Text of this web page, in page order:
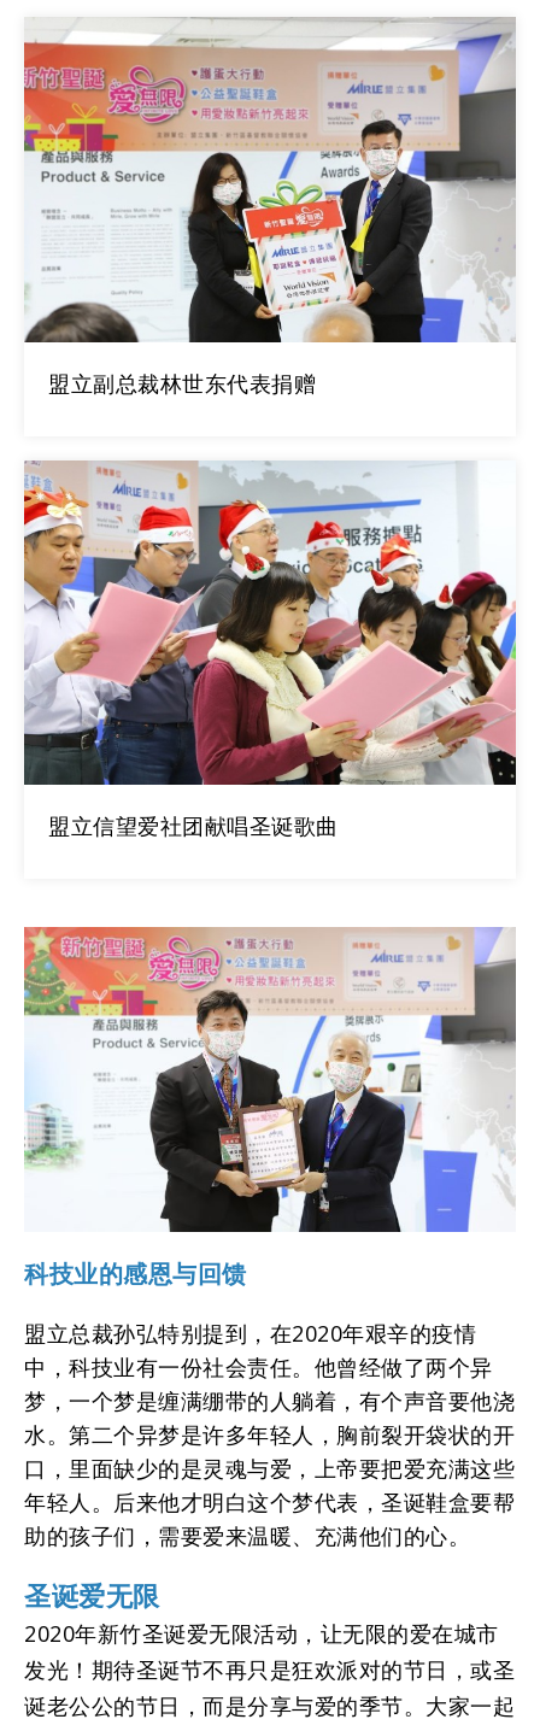
盟立副总裁林世东代表捐赠
盟立信望爱社团献唱圣诞歌曲
科技业的感恩与回馈
盟立总裁孙弘特别提到，在2020年艰辛的疫情
中，科技业有一份社会责任。他曾经做了两个异
梦，一个梦是缠满绷带的人躺着，有个声音要他浇
水。第二个异梦是许多年轻人，胸前裂开袋状的开
口，里面缺少的是灵魂与爱，上帝要把爱充满这些
年轻人。后来他才明白这个梦代表，圣诞鞋盒要帮
助的孩子们，需要爱来温暖、充满他们的心。
圣诞爱无限
2020年新竹圣诞爱无限活动，让无限的爱在城市
发光！期待圣诞节不再只是狂欢派对的节日，或圣
诞老公公的节日，而是分享与爱的季节。大家一起